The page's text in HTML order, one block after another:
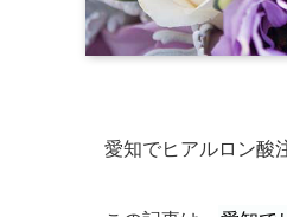
愛知でヒアルロン酸